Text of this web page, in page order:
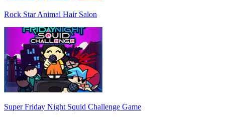
Rock Star Animal Hair Salon
Super Friday Night Squid Challenge Game